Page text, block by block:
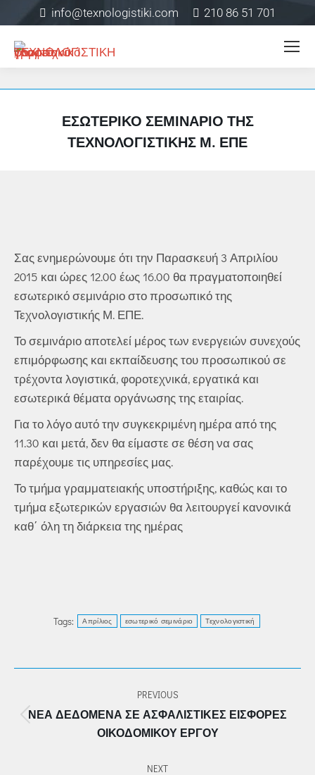
info@texnologistiki.com 210 86 51 701
ΕΣΩΤΕΡΙΚΌ ΣΕΜΙΝΆΡΙΟ ΤΗΣ
ΤΕΧΝΟΛΟΓΙΣΤΙΚΉΣ Μ. ΕΠΕ
Σας ενημερώνουμε ότι την Παρασκευή 3 Απριλίου
2015 και ώρες 12.00 έως 16.00 θα πραγματοποιηθεί
εσωτερικό σεμινάριο στο προσωπικό της
Τεχνολογιστικής Μ. ΕΠΕ.
Το σεμινάριο αποτελεί μέρος των ενεργειών συνεχούς
επιμόρφωσης και εκπαίδευσης του προσωπικού σε
τρέχοντα λογιστικά, φοροτεχνικά, εργατικά και
εσωτερικά θέματα οργάνωσης της εταιρίας.
Για το λόγο αυτό την συγκεκριμένη ημέρα από της
11.30 και μετά, δεν θα είμαστε σε θέση να σας
παρέχουμε τις υπηρεσίες μας.
Το τμήμα γραμματειακής υποστήριξης, καθώς και το
τμήμα εξωτερικών εργασιών θα λειτουργεί κανονικά
καθ΄ όλη τη διάρκεια της ημέρας
Tags: Απρίλιος εσωτερικό σεμινάριο Τεχνολογιστική
PREVIOUS
Previous
post:
ΝΈΑ ΔΕΔΟΜΈΝΑ ΣΕ ΑΣΦΑΛΙΣΤΙΚΈΣ ΕΙΣΦΟΡΈΣ
ΟΙΚΟΔΟΜΙΚΟΎ ΈΡΓΟΥ
NEXT